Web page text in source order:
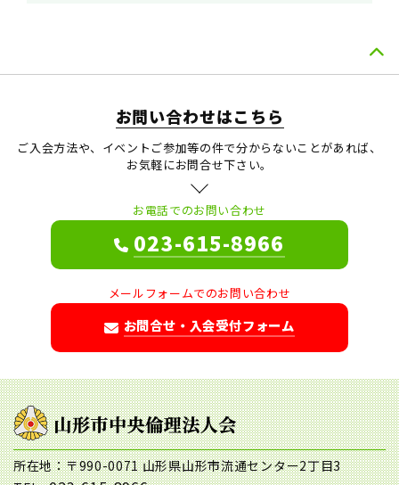
お問い合わせはこちら
ご入会方法や、イベントご参加等の件で分からないことがあれば、
お気軽にお問合せ下さい。
お電話でのお問い合わせ
023-615-8966
メールフォームでのお問い合わせ
お問合せ・入会受付フォーム
所在地：〒990-0071 山形県山形市流通センター2丁目3